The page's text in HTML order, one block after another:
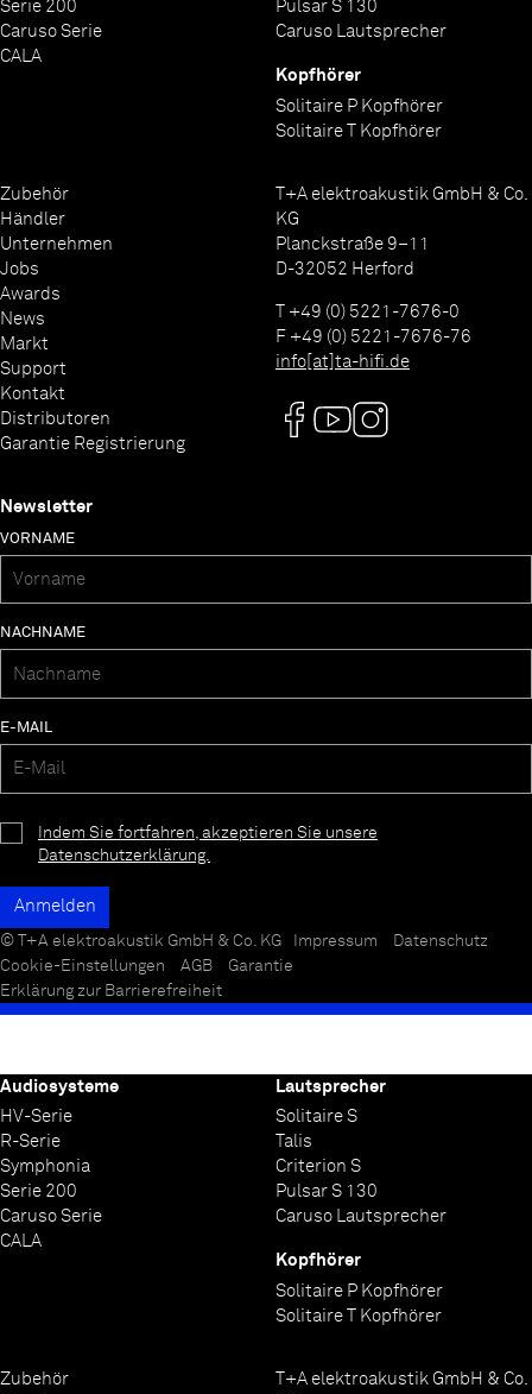
Serie 200
Caruso Serie
CALA
Pulsar S 130
Caruso Lautsprecher
Kopfhörer
Solitaire P Kopfhörer
Solitaire T Kopfhörer
Zubehör
Händler
Unternehmen
Jobs
Awards
News
Markt
Support
Kontakt
Distributoren
Garantie Registrierung
T+A elektroakustik GmbH & Co.
KG
Planckstraße 9–11
D-32052 Herford
T +49 (0) 5221-7676-0
F +49 (0) 5221-7676-76
info[at]ta-hifi.de
Newsletter
VORNAME
NACHNAME
E-MAIL
Indem Sie fortfahren, akzeptieren Sie unsere
Datenschutzerklärung.
© T+A elektroakustik GmbH & Co. KG Impressum
Datenschutz
Cookie-Einstellungen
AGB
Garantie
Erklärung zur Barrierefreiheit
Audiosysteme
HV-Serie
R-Serie
Symphonia
Serie 200
Caruso Serie
CALA
Lautsprecher
Solitaire S
Talis
Criterion S
Pulsar S 130
Caruso Lautsprecher
Kopfhörer
Solitaire P Kopfhörer
Solitaire T Kopfhörer
Zubehör
T+A elektroakustik GmbH & Co.